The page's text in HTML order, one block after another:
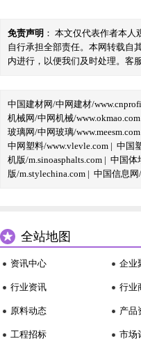
免责声明 ： 本文仅代表作者本
自行承担全部责任。本网转载自
内进行，以便我们及时处理。客
中国建材网/中网建材/
机械网/中网机械/www.okmao.com
玻璃网/中网玻璃/www.meesm.com
中网塑料/www.vlevle.com | 中国
机版/m.sinoasphalts.com | 中国体
版/m.stylechina.com | 中国信息网
全站地图
资讯中心
行业资讯
原料动态
工程招标
企业
行业
产品
市场